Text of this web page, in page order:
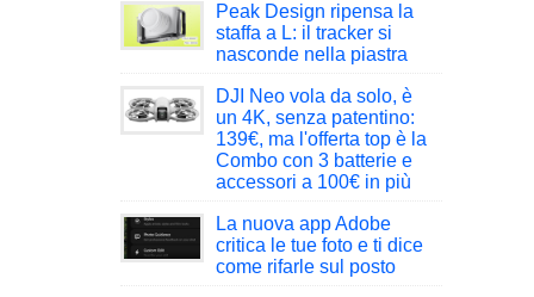
Peak Design ripensa la
staffa a L: il tracker si
nasconde nella piastra
DJI Neo vola da solo, è
un 4K, senza patentino:
139€, ma l'offerta top è la
Combo con 3 batterie e
accessori a 100€ in più
La nuova app Adobe
critica le tue foto e ti dice
come rifarle sul posto